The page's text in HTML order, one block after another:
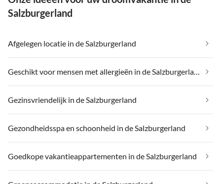
Salzburgerland
Afgelegen locatie in de Salzburgerland
Gezinsvriendelijk in de Salzburgerland
Gezondheidsspa en schoonheid in de Salzburgerland
Goedkope vakantieappartementen in de Salzburgerland